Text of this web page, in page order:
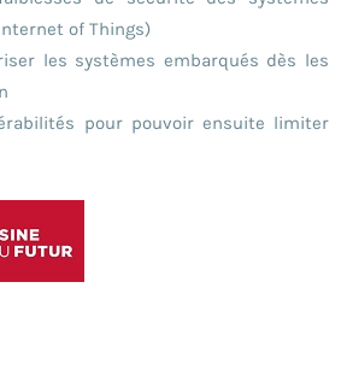
of Things)
les systèmes embarqués dès les
pour pouvoir ensuite limiter